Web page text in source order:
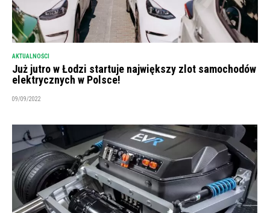
AKTUALNOŚCI
Już jutro w Łodzi startuje największy zlot samochodów
elektrycznych w Polsce!
09/09/2022